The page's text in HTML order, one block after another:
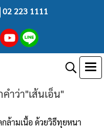
02 223 1111
ำว่า"เส้นเอ็น"
ล้ามเนื้อ ด้วยวิธีทุยหนา